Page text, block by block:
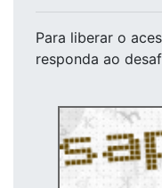
Para liberar o
responda ao